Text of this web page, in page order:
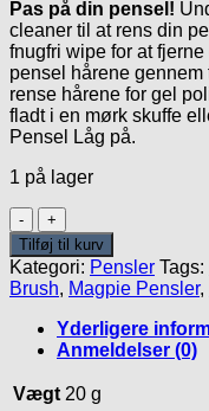
Pas på din pensel!
cleaner til at rens din
fnugfri wipe for at
pensel hårene
rense hårene for gel
fladt i en mørk skuffe
Pensel Låg på.
1 på lager
Gel
Brush
antal
Tilføj til kurv
Kategori: Pensler Tags:
Brush, Magpie Pensler,
Yderligere
Anmeldelser (0)
Vægt 20 g